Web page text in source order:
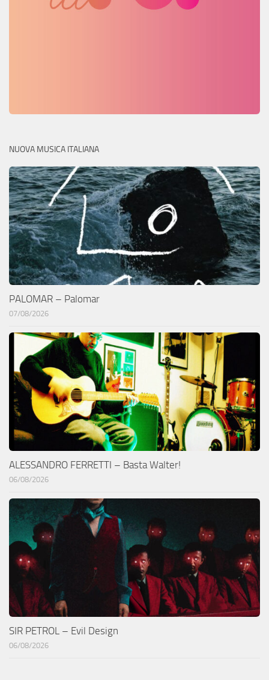
NUOVA MUSICA ITALIANA
PALOMAR – Palomar
07/08/2026
ALESSANDRO FERRETTI – Basta Walter!
06/08/2026
SIR PETROL – Evil Design
06/08/2026